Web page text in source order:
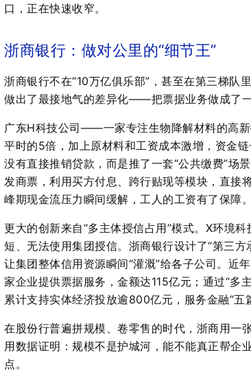
口，正在快速收窄。
浙商银行：做对公里的“细节王”
浙商银行不在“10万亿俱乐部”，甚至在第三梯队
做出了最接地气的差异化——把票据业务做成了一
广东H科技公司——一家专注生物降解材料的高
平时的5倍，加上原材料和工资成本激增，资金
没有直接推销贷款，而是推了一套“公共缴费”场
发商票，利用买方付息、跨行贴现等模块，直接
峰期现金流压力瞬间缓解，工人的工资有了保障。
更大的创新来自“多主体授信占用”模式。X环境
短、无法使用集团授信。浙商银行设计了“第三
让集团整体信用资源瞬间“灌溉”给各子公司 。近
家企业提供票据服务，金额达115亿元；通过“多
累计支持实体经济投放逾800亿元，服务金融“五
在股份行普遍拼规模、卷零售的时代，浙商用一
用数据证明：规模不是护城河，能不能真正帮企
点。